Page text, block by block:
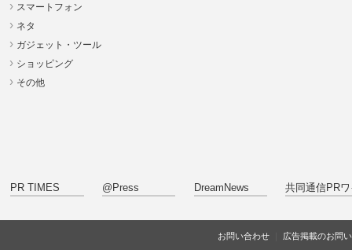
スマートフォン
ネタ
ガジェット・ツール
ショッピング
その他
PR TIMES @Press DreamNews 共同通信PR
お問い合わせ 広告掲載のお問